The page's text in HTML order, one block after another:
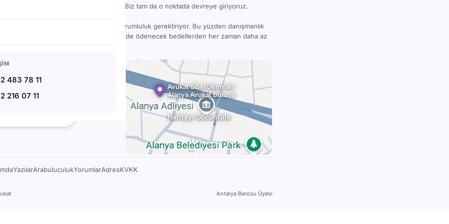
483 78 11
216 07 11
madde gözden kaçınca işler karışabilir. Biz tam da o noktada devreye giriyoruz.
bilgi, deneyim, zaman ve sorumluluk gerektiriyor. Bu yüzden danışmanlık
— ama doğru hukuki destek, ileride ödenecek bedellerden her zaman daha az
11
Blv. No:220, 07400 Alanya
Avukat Sibel Demiral /
Alanya Avukat Bürosu
Haritayı Görüntüle
YazılarArabuluculukYorumlarAdresKVKK
Antalya Barosu Üyesi